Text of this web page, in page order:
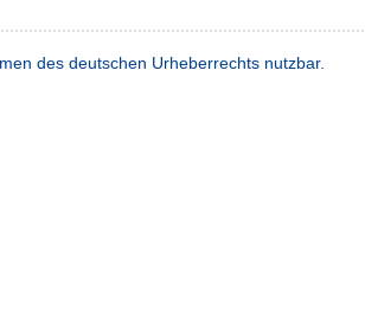
des deutschen Urheberrechts nutzbar.